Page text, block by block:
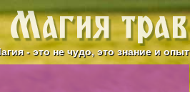
- это не чудо, это знание и опыт